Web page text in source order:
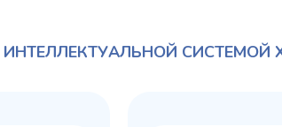
ИНТЕЛЛЕКТУАЛЬНОЙ СИСТЕМОЙ